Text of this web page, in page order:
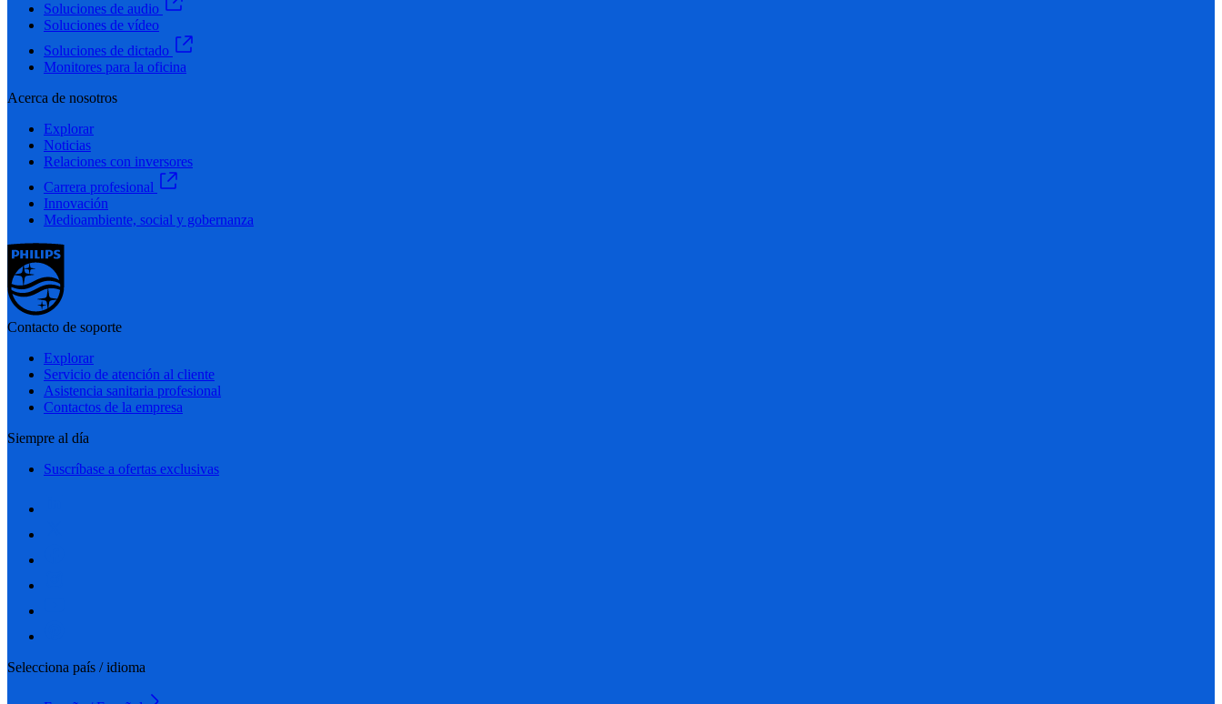
Soluciones de audio
Soluciones de vídeo
Soluciones de dictado
Monitores para la oficina
Acerca de nosotros
Explorar
Noticias
Relaciones con inversores
Carrera profesional
Innovación
Medioambiente, social y gobernanza
Contacto de soporte
Explorar
Servicio de atención al cliente
Asistencia sanitaria profesional
Contactos de la empresa
Siempre al día
Suscríbase a ofertas exclusivas
Selecciona país / idioma